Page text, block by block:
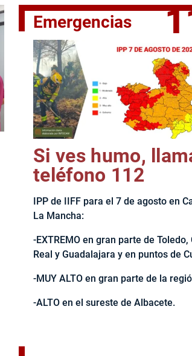
El jefe del Ejecutivo
Emergencias
Si ves humo,
teléfono 112
IPP de IIFF para el 7 de agosto en
La Mancha:
-EXTREMO en gran parte de Toledo,
Real y Guadalajara y en puntos de
-MUY ALTO en gran parte de la
-ALTO en el sureste de Albacete.